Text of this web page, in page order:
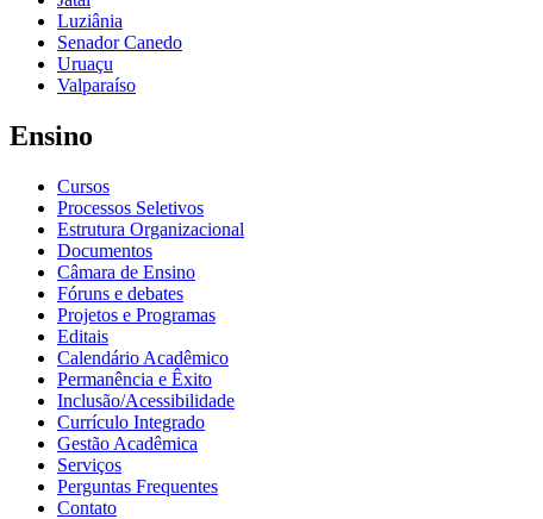
Luziânia
Senador Canedo
Uruaçu
Valparaíso
Ensino
Cursos
Processos Seletivos
Estrutura Organizacional
Documentos
Câmara de Ensino
Fóruns e debates
Projetos e Programas
Editais
Calendário Acadêmico
Permanência e Êxito
Inclusão/Acessibilidade
Currículo Integrado
Gestão Acadêmica
Serviços
Perguntas Frequentes
Contato